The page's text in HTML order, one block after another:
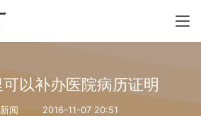
以补办医院病历证明
闻 2016-11-07 20:51